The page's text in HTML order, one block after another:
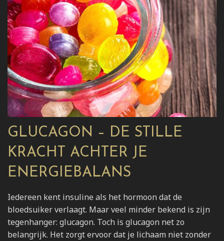
GLUCAGON – DE STILLE
KRACHT ACHTER JE
ENERGIEBALANS
Iedereen kent insuline als het hormoon dat de
bloedsuiker verlaagt. Maar veel minder bekend is zijn
tegenhanger: glucagon. Toch is glucagon net zo
belangrijk. Het zorgt ervoor dat je lichaam niet zonder